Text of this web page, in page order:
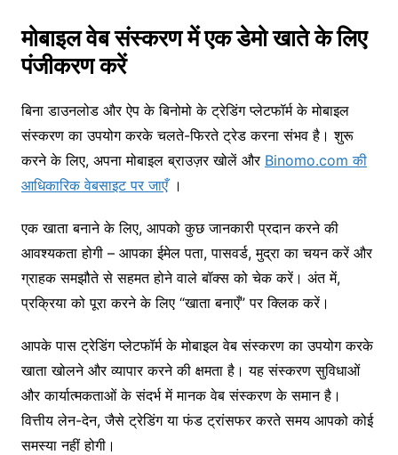
मोबाइल वेब संस्करण में एक डेमो खाते के लिए
पंजीकरण करें
बिना डाउनलोड और ऐप के बिनोमो के ट्रेडिंग प्लेटफॉर्म के मोबाइल
संस्करण का उपयोग करके चलते-फिरते ट्रेड करना संभव है। शुरू
करने के लिए, अपना मोबाइल ब्राउज़र खोलें और Binomo.com की
आधिकारिक वेबसाइट पर जाएँ।
एक खाता बनाने के लिए, आपको कुछ जानकारी प्रदान करने की
आवश्यकता होगी – आपका ईमेल पता, पासवर्ड, मुद्रा का चयन करें और
ग्राहक समझौते से सहमत होने वाले बॉक्स को चेक करें। अंत में,
प्रक्रिया को पूरा करने के लिए “खाता बनाएँ” पर क्लिक करें।
आपके पास ट्रेडिंग प्लेटफॉर्म के मोबाइल वेब संस्करण का उपयोग करके
खाता खोलने और व्यापार करने की क्षमता है। यह संस्करण सुविधाओं
और कार्यात्मकताओं के संदर्भ में मानक वेब संस्करण के समान है।
वित्तीय लेन-देन, जैसे ट्रेडिंग या फंड ट्रांसफर करते समय आपको कोई
समस्या नहीं होगी।